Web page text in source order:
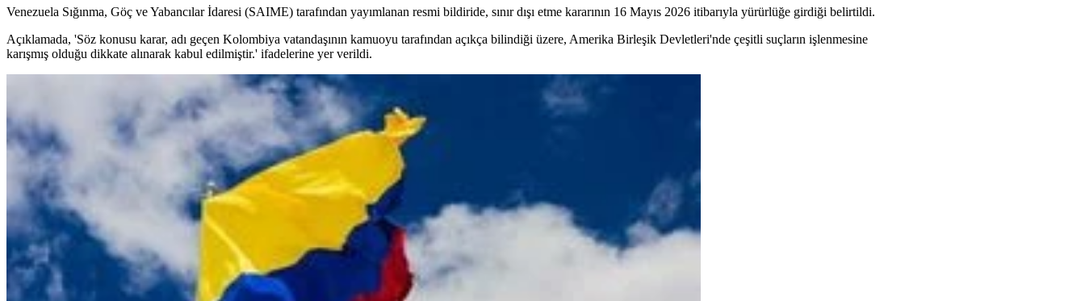
Venezuela Sığınma, Göç ve Yabancılar İdaresi (SAIME) tarafından yayımlanan resmi bildiride, sınır dışı etme kararının 16 Mayıs 2026 itibarıyla yürürlüğe girdiği belirtildi.
Açıklamada, 'Söz konusu karar, adı geçen Kolombiya vatandaşının kamuoyu tarafından açıkça bilindiği üzere, Amerika Birleşik Devletleri'nde çeşitli suçların işlenmesine
karışmış olduğu dikkate alınarak kabul edilmiştir.' ifadelerine yer verildi.